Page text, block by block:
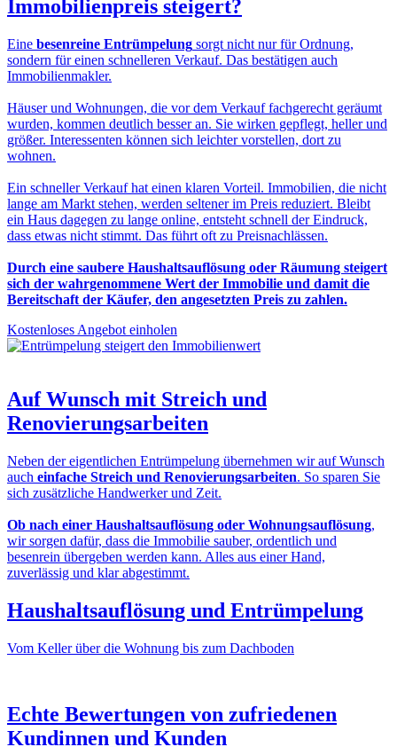
Immobilienpreis steigert?
Eine besenreine Entrümpelung sorgt nicht nur für Ordnung,
sondern für einen schnelleren Verkauf. Das bestätigen auch
Immobilienmakler.
Häuser und Wohnungen, die vor dem Verkauf fachgerecht geräumt
wurden, kommen deutlich besser an. Sie wirken gepflegt, heller und
größer. Interessenten können sich leichter vorstellen, dort zu
wohnen.
Ein schneller Verkauf hat einen klaren Vorteil. Immobilien, die nicht
lange am Markt stehen, werden seltener im Preis reduziert. Bleibt
ein Haus dagegen zu lange online, entsteht schnell der Eindruck,
dass etwas nicht stimmt. Das führt oft zu Preisnachlässen.
Durch eine saubere Haushaltsauflösung oder Räumung steigert
sich der wahrgenommene Wert der Immobilie und damit die
Bereitschaft der Käufer, den angesetzten Preis zu zahlen.
Kostenloses Angebot einholen
Auf Wunsch mit Streich und
Renovierungsarbeiten
Neben der eigentlichen Entrümpelung übernehmen wir auf Wunsch
auch einfache Streich und Renovierungsarbeiten. So sparen Sie
sich zusätzliche Handwerker und Zeit.
Ob nach einer Haushaltsauflösung oder Wohnungsauflösung,
wir sorgen dafür, dass die Immobilie sauber, ordentlich und
besenrein übergeben werden kann. Alles aus einer Hand,
zuverlässig und klar abgestimmt.
Haushaltsauflösung und Entrümpelung
Vom Keller über die Wohnung bis zum Dachboden
NACHHER
Echte Bewertungen von zufriedenen
Kundinnen und Kunden